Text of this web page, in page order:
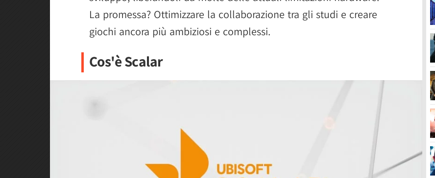
La promessa? Ottimizzare la collaborazione tra gli studi e creare
giochi ancora più ambiziosi e complessi.
Cos'è Scalar